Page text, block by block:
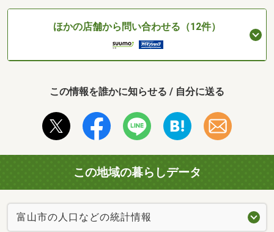
ほかの店舗から問い合わせる（12件）
この情報を誰かに知らせる / 自分に送る
この地域の暮らしデータ
富山市の人口などの統計情報